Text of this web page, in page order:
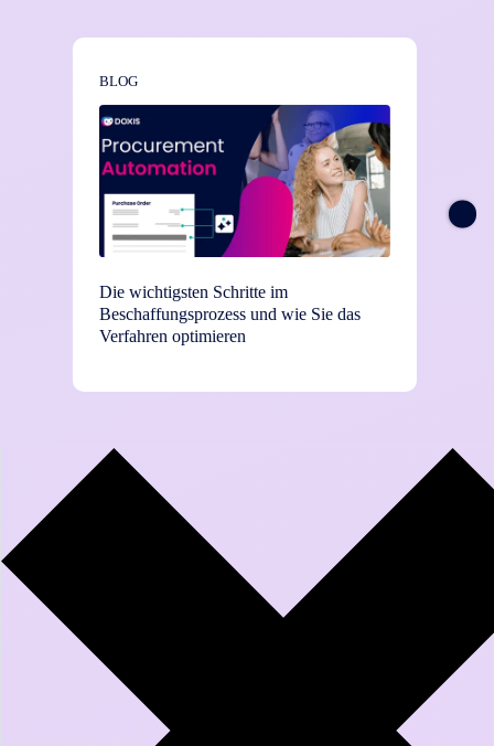
BLOG
Die wichtigsten Schritte im
Beschaffungsprozess und wie Sie das
Verfahren optimieren